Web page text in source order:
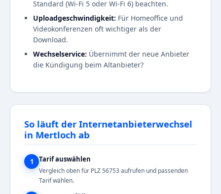
Standard (Wi-Fi 5 oder Wi-Fi 6) beachten.
Uploadgeschwindigkeit: Für Homeoffice und
Videokonferenzen oft wichtiger als der
Download.
Wechselservice: Übernimmt der neue Anbieter
die Kündigung beim Altanbieter?
So läuft der Internetanbieterwechsel
in Mertloch ab
1 Tarif auswählen
Vergleich oben für PLZ 56753 aufrufen und passenden
Tarif wählen.